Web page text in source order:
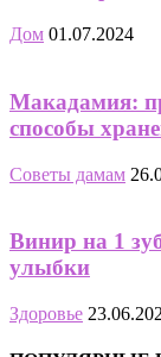
Дом 01.07.2024
Макадамия:
способы
Советы дамам
Винир на 1
улыбки
Здоровье